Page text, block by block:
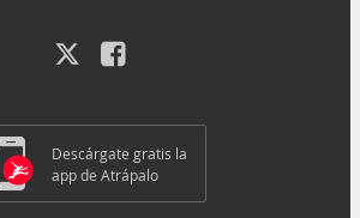
Descárgate gratis la
app de Atrápalo